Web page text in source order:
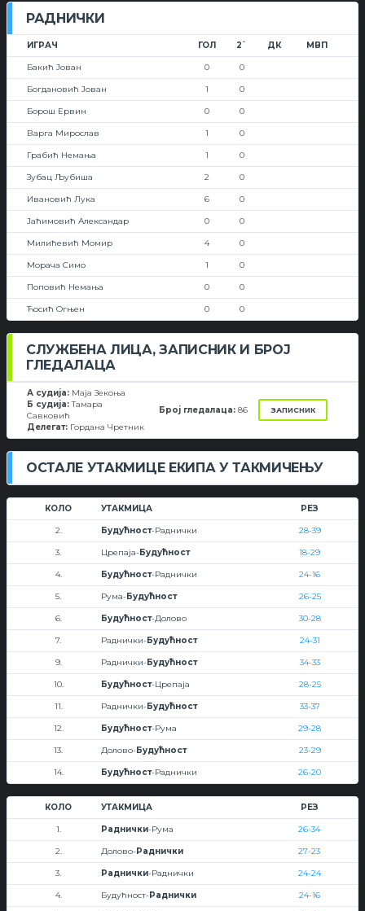
РАДНИЧКИ
ИГРАЧ ГОЛ 2` ДК МВП
Бакић Јован 0 0
Богдановић Јован 1 0
Борош Ервин 0 0
Варга Мирослав 1 0
Грабић Немања 1 0
Зубац Љубиша 2 0
Ивановић Лука 6 0
Јаћимовић Александар 0 0
Милићевић Момир 4 0
Морача Симо 1 0
Поповић Немања 0 0
Ћосић Огњен 0 0
СЛУЖБЕНА ЛИЦА, ЗАПИСНИК И БРОЈ
ГЛЕДАЛАЦА
А судија: Маја Зекоња
Б судија:Тамара
Савковић
Делегат: Гордана Чретник
Број гледалаца: 86 ЗАПИСНИК
ОСТАЛЕ УТАКМИЦЕ ЕКИПА У ТАКМИЧЕЊУ
КОЛО УТАКМИЦА РЕЗ
2. Будућност-Раднички 28-39
3. Црепаја-Будућност 18-29
4. Будућност-Раднички 24-16
5. Рума-Будућност 26-25
6. Будућност-Долово 30-28
7. Раднички-Будућност 24-31
9. Раднички-Будућност 34-33
10. Будућност-Црепаја 28-25
11. Раднички-Будућност 33-37
12. Будућност-Рума 29-28
13. Долово-Будућност 23-29
14. Будућност-Раднички 26-20
КОЛО УТАКМИЦА РЕЗ
1. Раднички-Рума 26-34
2. Долово-Раднички 27-23
3. Раднички-Раднички 24-24
4. Будућност-Раднички 24-16